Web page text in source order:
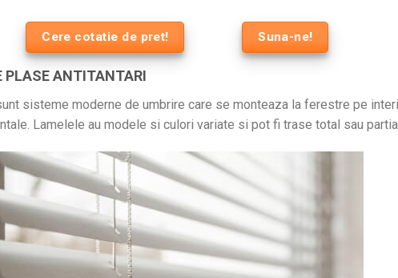
Cere cotatie de pret! Suna-ne!
PLASE ANTITANTARI
sisteme moderne de umbrire care se monteaza la ferestre pe
Lamelele au modele si culori variate si pot fi trase total sau